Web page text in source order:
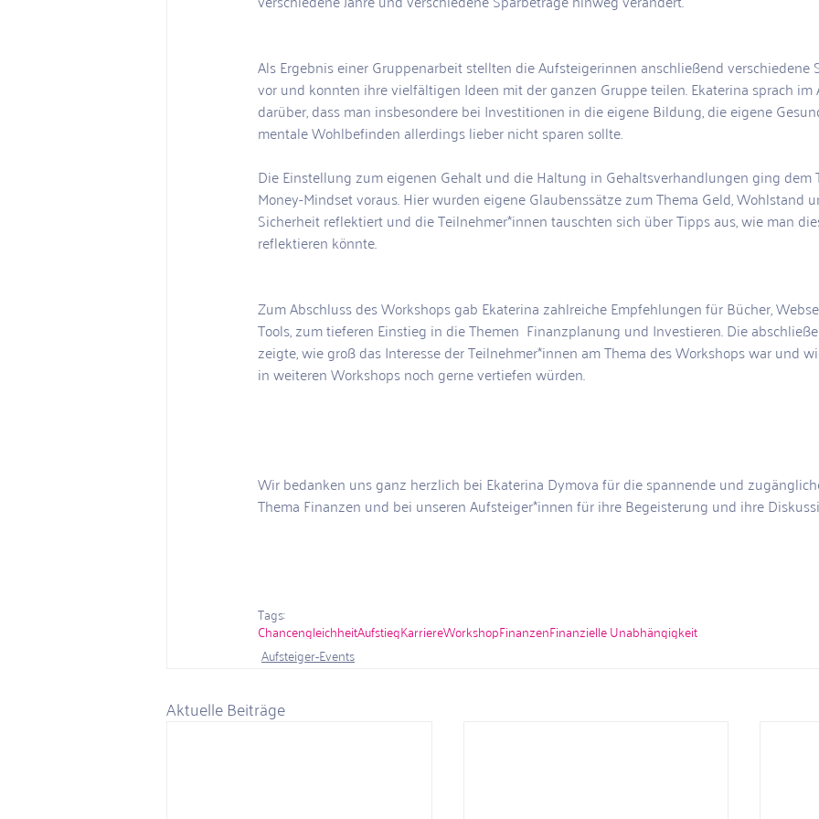
Als Ergebnis einer Gruppenarbeit stellten die Aufsteigerinnen anschließend verschiedene
vor und konnten ihre vielfältigen Ideen mit der ganzen Gruppe teilen. Ekaterina sprach
darüber, dass man insbesondere bei Investitionen in die eigene Bildung, die eigene
mentale Wohlbefinden allerdings lieber nicht sparen sollte.
Die Einstellung zum eigenen Gehalt und die Haltung in Gehaltsverhandlungen ging
Money-Mindset voraus. Hier wurden eigene Glaubenssätze zum Thema Geld, Wohlstand
Sicherheit reflektiert und die Teilnehmer*innen tauschten sich über Tipps aus, wie man
reflektieren könnte.
Zum Abschluss des Workshops gab Ekaterina zahlreiche Empfehlungen für Bücher,
Tools, zum tieferen Einstieg in die Themen  Finanzplanung und Investieren. Die
zeigte, wie groß das Interesse der Teilnehmer*innen am Thema des Workshops war und
in weiteren Workshops noch gerne vertiefen würden.
Wir bedanken uns ganz herzlich bei Ekaterina Dymova für die spannende und
Thema Finanzen und bei unseren Aufsteiger*innen für ihre Begeisterung und ihre
Tags:
ChancengleichheitAufstiegKarriereWorkshopFinanzenFinanzielle Unabhängigkeit
Aufsteiger-Events
Aktuelle Beiträge